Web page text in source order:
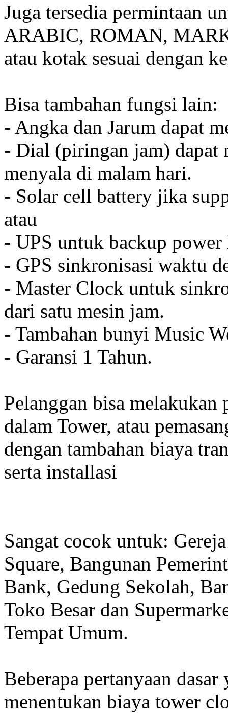
Juga tersedia permintaan
ARABIC, ROMAN,
atau kotak sesuai dengan
Bisa tambahan fungsi lain:
- Angka dan Jarum dapat
- Dial (piringan jam) dapat
menyala di malam hari.
- Solar cell battery jika
atau
- UPS untuk backup
- GPS sinkronisasi waktu
- Master Clock untuk
dari satu mesin jam.
- Tambahan bunyi Music
- Garansi 1 Tahun.
Pelanggan bisa melakukan
dalam Tower, atau
dengan tambahan biaya
serta installasi
Sangat cocok untuk:
Square, Bangunan
Bank, Gedung Sekolah,
Toko Besar dan
Tempat Umum.
Beberapa pertanyaan
menentukan biaya tower